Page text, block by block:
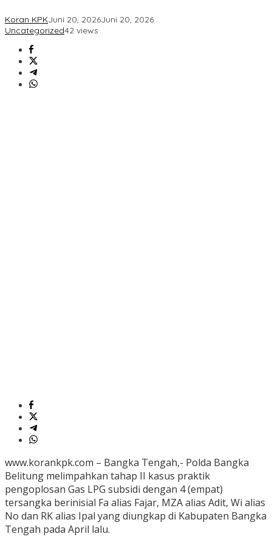
Pangkalpinang
Koran KPKJuni 20, 2026Juni 20, 2026
Uncategorized42 views
www.korankpk.com – Bangka Tengah,- Polda Bangka
Belitung melimpahkan tahap II kasus praktik
pengoplosan Gas LPG subsidi dengan 4 (empat)
tersangka berinisial Fa alias Fajar, MZA alias Adit, Wi alias
No dan RK alias Ipal yang diungkap di Kabupaten Bangka
Tengah pada April lalu.